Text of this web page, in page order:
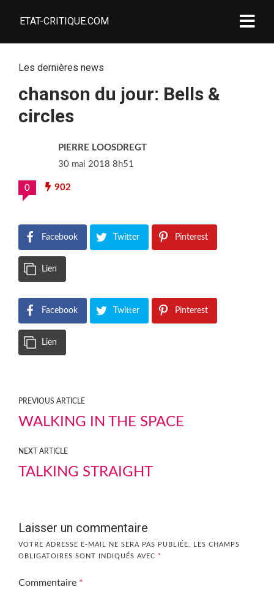
ETAT-CRITIQUE.COM
Les dernières news
chanson du jour: Bells &
circles
PIERRE LOOSDREGT
30 mai 2018 8h51
0 902
Facebook Twitter Pinterest
Lien
Facebook Twitter Pinterest
Lien
PREVIOUS ARTICLE
WALKING IN THE SPACE
NEXT ARTICLE
TALKING STRAIGHT
Laisser un commentaire
VOTRE ADRESSE E-MAIL NE SERA PAS PUBLIÉE.
LES CHAMPS
OBLIGATOIRES SONT INDIQUÉS AVEC *
Commentaire *